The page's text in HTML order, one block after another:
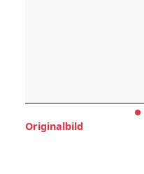
Originalbild